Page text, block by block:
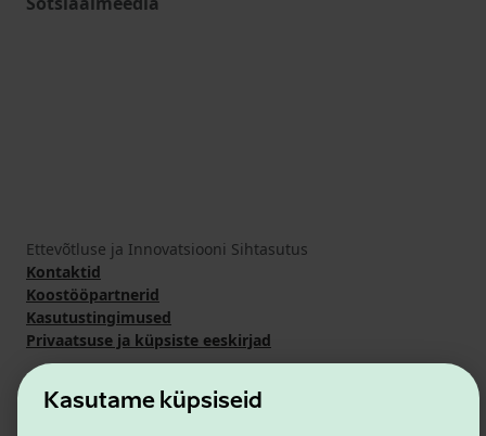
Kasutame küpsiseid
Ettevõtluse ja Innovatsiooni Sihtasutus
Kontaktid
Koostööpartnerid
Kasutustingimused
Privaatsuse ja küpsiste eeskirjad